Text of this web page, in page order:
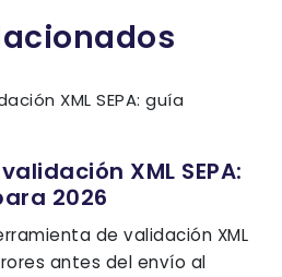
XML SEPA:
2026
de validación XML
antes del envío al